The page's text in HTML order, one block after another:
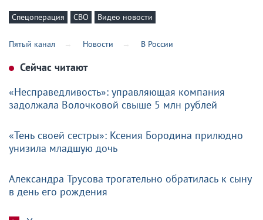
Спецоперация СВО Видео новости
Пятый канал Новости В России
Сейчас читают
«Несправедливость»: управляющая компания
задолжала Волочковой свыше 5 млн рублей
«Тень своей сестры»: Ксения Бородина прилюдно
унизила младшую дочь
Александра Трусова трогательно обратилась к сыну
в день его рождения